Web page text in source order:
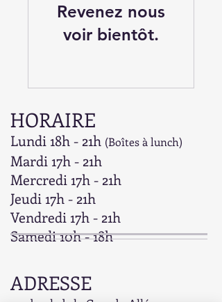
Revenez nous
voir bientôt.
HORAIRE
Lundi 18h - 21h (Boîtes à lunch)
Mardi 17h - 21h
Mercredi 17h - 21h
Jeudi 17h - 21h
Vendredi 17h - 21h
Samedi 10h - 18h
ADRESSE